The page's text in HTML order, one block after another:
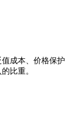
成本、价格保护
比重。